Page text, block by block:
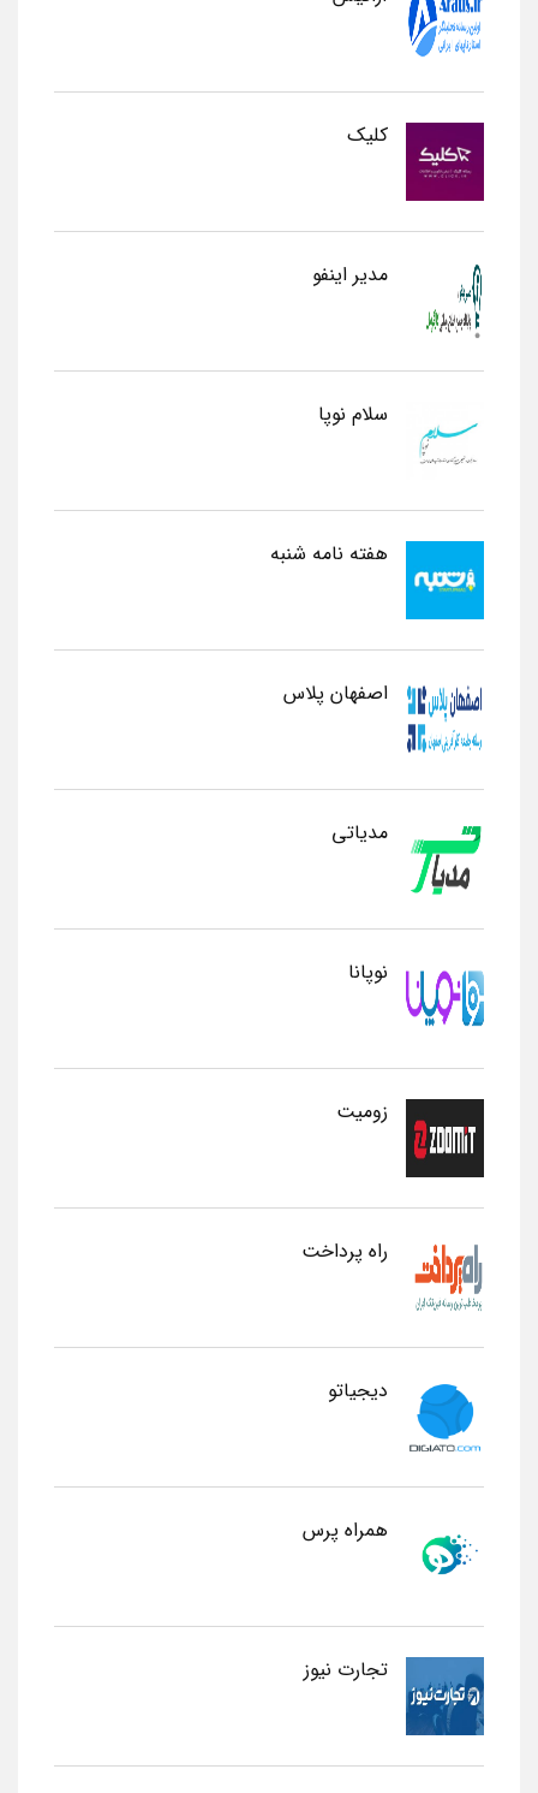
کلیک
مدیر اینفو
سلام نوپا
هفته نامه شنبه
اصفهان پلاس
مدیاتی
نوپانا
زومیت
راه پرداخت
دیجیاتو
همراه پرس
تجارت نیوز